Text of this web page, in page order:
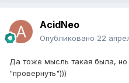
AcidNeo
Опубликовано 22
Да тоже мысль такая была, но
"провернуть")))